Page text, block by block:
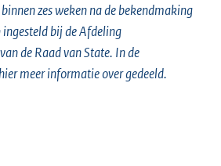
zes weken na de bekendmaking
bij de Afdeling
de Raad van State. In de
meer informatie over gedeeld.